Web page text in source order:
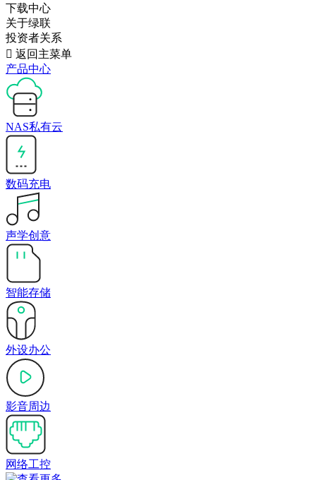
下载中心
关于绿联
投资者关系
 返回主菜单
产品中心
NAS私有云
数码充电
声学创意
智能存储
外设办公
影音周边
网络工控